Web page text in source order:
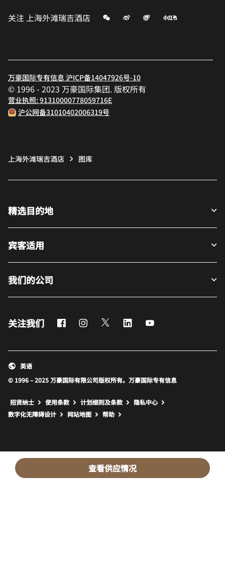
查看供应情况
关注 上海外滩瑞吉酒店 微信 微博 飞猪 小红书
万豪国际专有信息 沪ICP备14047926号-10
© 1996 - 2023 万豪国际集团. 版权所有
营业执照: 91310000778059716E
沪公网备31010402006319号
上海外滩瑞吉酒店 图库
精选目的地
宾客适用
我们的公司
关注我们 FacebookInstagram
Twitter LinkedIn
© 1996 – 2025 万豪国际有限公司版权所有。万豪国际专有信息
英语
招贤纳士 使用条款 计划细则及条款
隐私中心
数字化无障碍设计
网站地图 打开新窗口
帮助